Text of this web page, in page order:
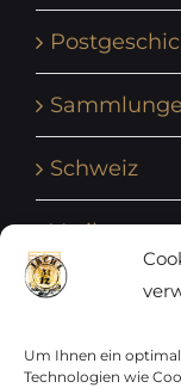
Um Ihnen ein
Technologien wie
Schweiz
Vatikan
Vereinte